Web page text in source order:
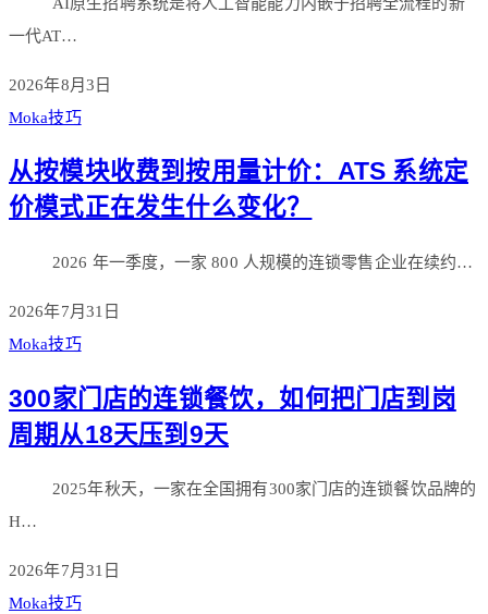
一代AT…
2026年8月3日
Moka技巧
从按模块收费到按用量计价：ATS 系统定
价模式正在发生什么变化？
2026 年一季度，一家 800 人规模的连锁零售企业在续约…
2026年7月31日
Moka技巧
300家门店的连锁餐饮，如何把门店到岗
周期从18天压到9天
2025年秋天，一家在全国拥有300家门店的连锁餐饮品牌的
H…
2026年7月31日
Moka技巧